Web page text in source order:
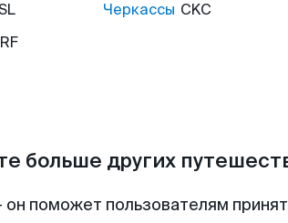
Черкассы CKC
больше других
поможет пользователям